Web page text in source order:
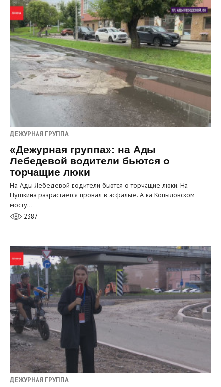
ДЕЖУРНАЯ ГРУППА
«Дежурная группа»: на Ады
Лебедевой водители бьются о
торчащие люки
На Ады Лебедевой водители бьются о торчащие люки. На
Пушкина разрастается провал в асфальте. А на Копыловском
мосту…
2387
ДЕЖУРНАЯ ГРУППА